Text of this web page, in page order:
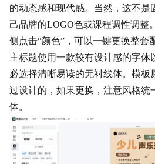
的动态感和现代感。当然，这不是
己品牌的LOGO色或课程调性调整
侧点击“颜色”，可以一键更换整套
主标题使用一款较有设计感的字体
必选择清晰易读的无衬线体。模板
过设计的，如果更换，注意风格统
体。